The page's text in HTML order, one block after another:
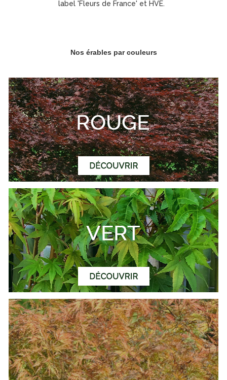
label 'Fleurs de France' et HVE.
Nos érables par couleurs